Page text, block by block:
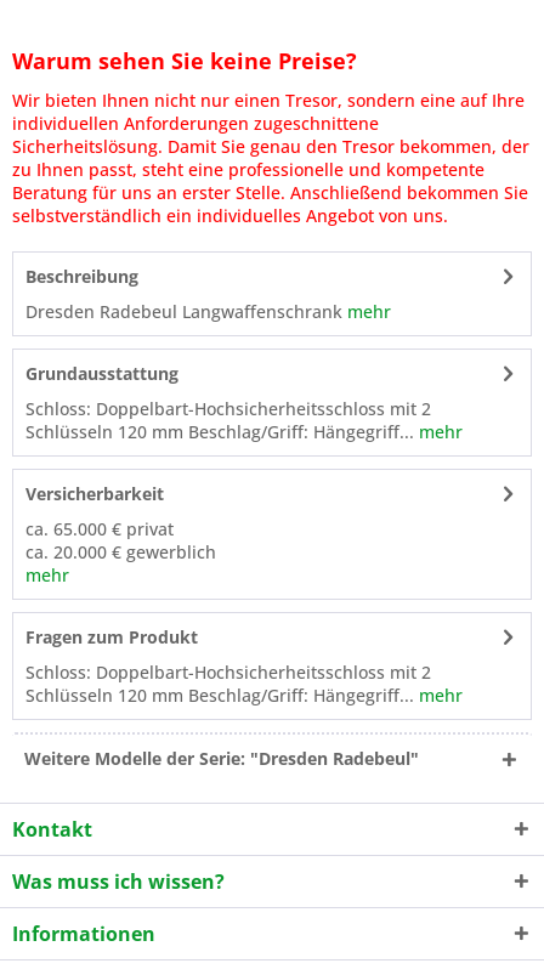
Warum sehen Sie keine Preise?
Wir bieten Ihnen nicht nur einen Tresor, sondern eine auf Ihre
individuellen Anforderungen zugeschnittene
Sicherheitslösung. Damit Sie genau den Tresor bekommen, der
zu Ihnen passt, steht eine professionelle und kompetente
Beratung für uns an erster Stelle. Anschließend bekommen Sie
selbstverständlich ein individuelles Angebot von uns.
Beschreibung
Dresden Radebeul Langwaffenschrank mehr
Grundausstattung
Schloss: Doppelbart-Hochsicherheitsschloss mit 2
Schlüsseln 120 mm Beschlag/Griff: Hängegriff... mehr
Versicherbarkeit
ca. 65.000 € privat
ca. 20.000 € gewerblich
mehr
Fragen zum Produkt
Schloss: Doppelbart-Hochsicherheitsschloss mit 2
Schlüsseln 120 mm Beschlag/Griff: Hängegriff... mehr
Weitere Modelle der Serie: "Dresden Radebeul"
Kontakt
Was muss ich wissen?
Informationen